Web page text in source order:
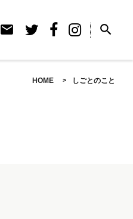
email search
HOME しごとのこと